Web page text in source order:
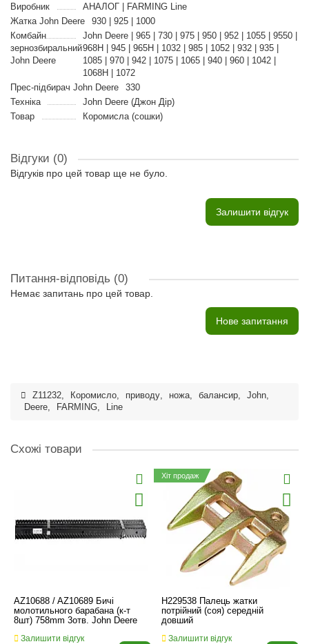
Виробник
АНАЛОГ | FARMING Line
Жатка John Deere
930 | 925 | 1000
Комбайн
зернозбиральний
John Deere
John Deere | 965 | 730 | 975 | 950 | 952 | 1055 | 9550 |
968H | 945 | 965H | 1032 | 985 | 1052 | 932 | 935 |
1085 | 970 | 942 | 1075 | 1065 | 940 | 960 | 1042 |
1068H | 1072
Прес-підбирач John Deere
330
Техніка
John Deere (Джон Дір)
Товар
Коромисла (сошки)
Відгуки (0)
Відгуків про цей товар ще не було.
Залишити відгук
Питання-відповідь (0)
Немає запитань про цей товар.
Нове запитання
Z11232, Коромисло, приводу, ножа, балансир, John,
Deere, FARMING, Line
Схожі товари
AZ10688 / AZ10689 Бичі
молотильного барабана (к-т
8шт) 758mm 3отв. John Deere
Залишити відгук
Хіт продаж
H229538 Палець жатки
потрійний (соя) середній
довший
Залишити відгук